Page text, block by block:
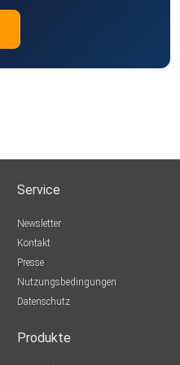
Service
Newsletter
Kontakt
Presse
Nutzungsbedingungen
Datenschutz
Produkte